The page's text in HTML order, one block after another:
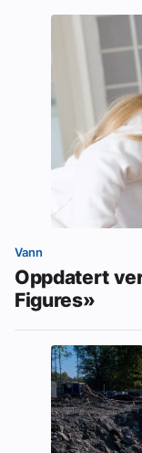
Vann
Oppdatert
Figures»